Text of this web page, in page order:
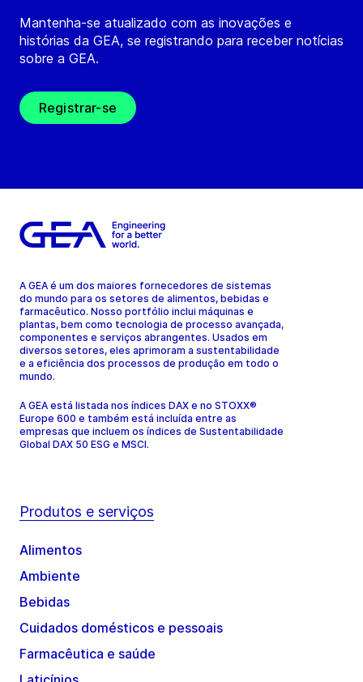
Mantenha-se atualizado com as inovações e
histórias da GEA, se registrando para receber notícias
sobre a GEA.
Registrar-se
A GEA é um dos maiores fornecedores de sistemas
do mundo para os setores de alimentos, bebidas e
farmacêutico. Nosso portfólio inclui máquinas e
plantas, bem como tecnologia de processo avançada,
componentes e serviços abrangentes. Usados em
diversos setores, eles aprimoram a sustentabilidade
e a eficiência dos processos de produção em todo o
mundo.
A GEA está listada nos índices DAX e no STOXX®
Europe 600 e também está incluída entre as
empresas que incluem os índices de Sustentabilidade
Global DAX 50 ESG e MSCI.
Produtos e serviços
Alimentos
Ambiente
Bebidas
Cuidados domésticos e pessoais
Farmacêutica e saúde